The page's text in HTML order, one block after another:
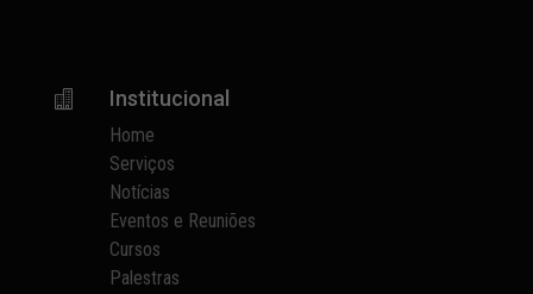
 Institucional
Home
Serviços
Notícias
Eventos e Reuniões
Cursos
Palestras